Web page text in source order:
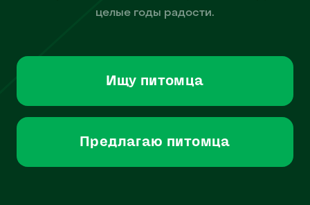
целые годы радости.
Ищу питомца
Предлагаю питомца